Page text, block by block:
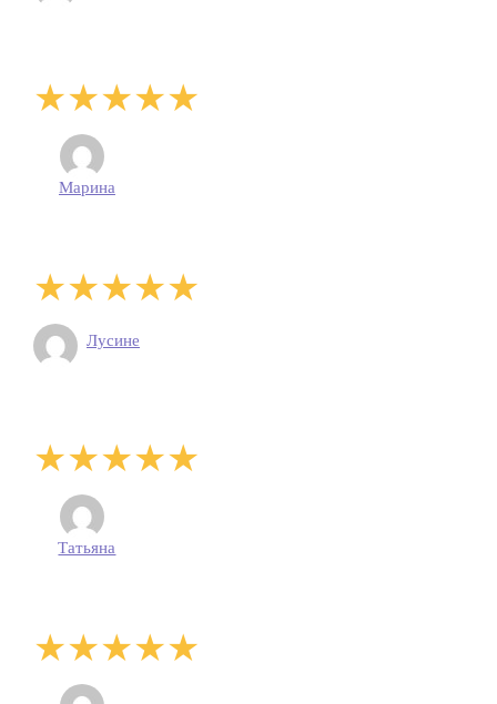
Марина
Лусине
Татьяна